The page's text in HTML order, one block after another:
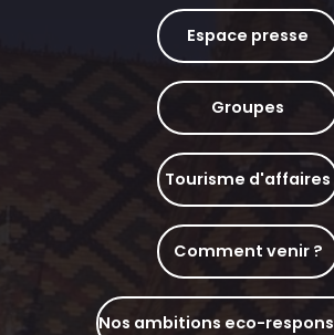
Espace presse
Groupes
Tourisme d'affaires
Comment venir ?
Nos ambitions eco-